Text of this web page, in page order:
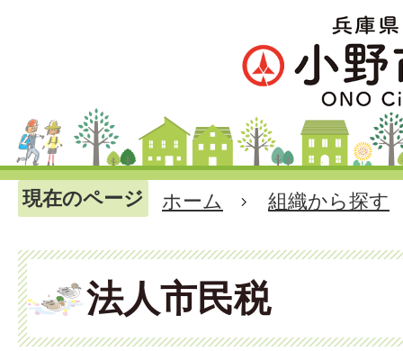
現在のページ ホーム 組織から探す
法人市民税